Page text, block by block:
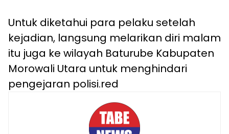
Untuk diketahui para pelaku setelah
kejadian, langsung melarikan diri malam
itu juga ke wilayah Baturube Kabupaten
Morowali Utara untuk menghindari
pengejaran polisi.red